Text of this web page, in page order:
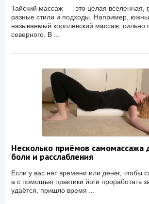
Тайский массаж — это целая вселенная,
разные стили и подходы. Например,
называемый королевский массаж, сильно
северного. В ...
Несколько приёмов самомассажа
боли и расслабления
Если у вас нет времени или денег, чтобы
а с помощью практики йоги проработать
удаётся, пришло время ...